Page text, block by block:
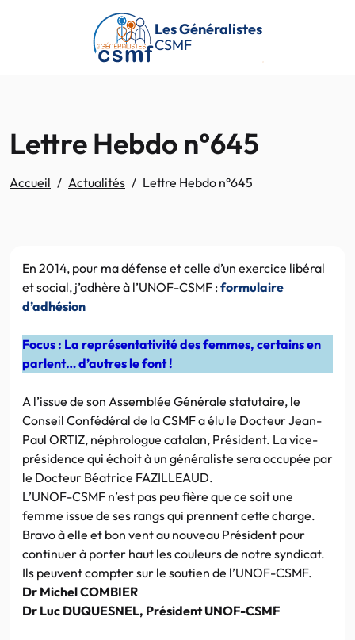
Passer au contenu principal
Les Généralistes
CSMF
Lettre Hebdo n°645
Accueil Actualités Lettre Hebdo n°645
En 2014, pour ma défense et celle d’un exercice libéral
et social, j’adhère à l’UNOF-CSMF :formulaire
d’adhésion
Focus : La représentativité des femmes, certains en
parlent… d’autres le font !
A l’issue de son Assemblée Générale statutaire, le
Conseil Confédéral de la CSMF a élu le Docteur Jean-
Paul ORTIZ, néphrologue catalan, Président. La vice-
présidence qui échoit à un généraliste sera occupée par
le Docteur Béatrice FAZILLEAUD.
L’UNOF-CSMF n’est pas peu fière que ce soit une
femme issue de ses rangs qui prennent cette charge.
Bravo à elle et bon vent au nouveau Président pour
continuer à porter haut les couleurs de notre syndicat.
Ils peuvent compter sur le soutien de l’UNOF-CSMF.
Dr Michel COMBIER
Dr Luc DUQUESNEL, Président UNOF-CSMF